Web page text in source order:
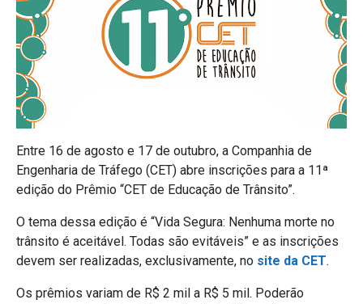
Entre 16 de agosto e 17 de outubro, a Companhia de
Engenharia de Tráfego (CET) abre inscrições para a 11ª
edição do Prêmio “CET de Educação de Trânsito”.
O tema dessa edição é “Vida Segura: Nenhuma morte no
trânsito é aceitável. Todas são evitáveis” e as inscrições
devem ser realizadas, exclusivamente, no site da CET.
Os prêmios variam de R$ 2 mil a R$ 5 mil. Poderão